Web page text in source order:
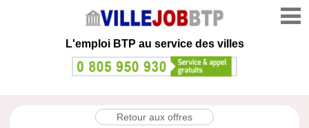
L'emploi BTP au service des villes
Retour aux offres